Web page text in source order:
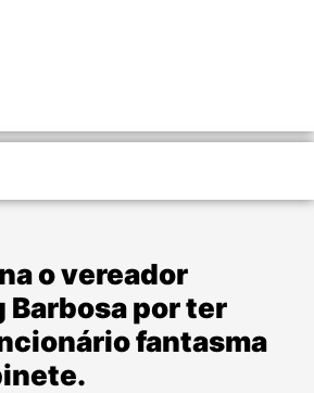
o vereador
Barbosa por ter
fantasma